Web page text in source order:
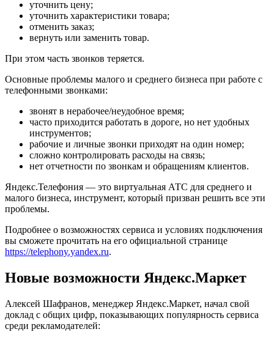
уточнить цену;
уточнить характеристики товара;
отменить заказ;
вернуть или заменить товар.
При этом часть звонков теряется.
Основные проблемы малого и среднего бизнеса при работе с
телефонными звонками:
звонят в нерабочее/неудобное время;
часто приходится работать в дороге, но нет удобных
инструментов;
рабочие и личные звонки приходят на один номер;
сложно контролировать расходы на связь;
нет отчетности по звонкам и обращениям клиентов.
Яндекс.Телефония — это виртуальная АТС для среднего и
малого бизнеса, инструмент, который призван решить все эти
проблемы.
Подробнее о возможностях сервиса и условиях подключения
вы сможете прочитать на его официальной странице
https://telephony.yandex.ru.
Новые возможности Яндекс.Маркет
Алексей Шафранов, менеджер Яндекс.Маркет, начал свой
доклад с общих цифр, показывающих популярность сервиса
среди рекламодателей: